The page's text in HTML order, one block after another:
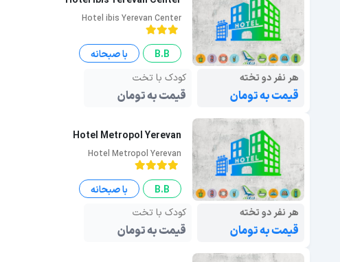
Hotel ibis Yerevan Center
B.B
با صبحانه
هر نفر دو تخته
قیمت به تومان
کودک با تخت
قیمت به تومان
Hotel Metropol Yerevan
Hotel Metropol Yerevan
B.B
با صبحانه
هر نفر دو تخته
قیمت به تومان
کودک با تخت
قیمت به تومان